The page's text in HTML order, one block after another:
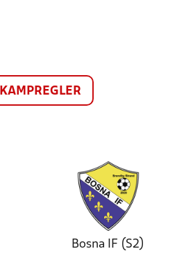
KAMPREGLER
Bosna IF (S2)